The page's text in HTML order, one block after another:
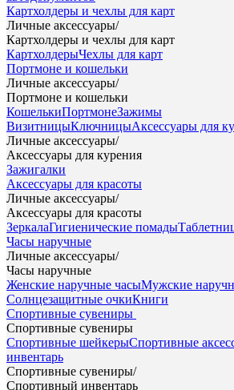
Картхолдеры и чехлы для карт
Личные аксессуары/
Картхолдеры и чехлы для карт
КартхолдерыЧехлы для карт
Портмоне и кошельки
Личные аксессуары/
Портмоне и кошельки
КошелькиПортмонеЗажимы
ВизитницыКлючницыАксессуары для
Личные аксессуары/
Аксессуары для курения
Зажигалки
Аксессуары для красоты
Личные аксессуары/
Аксессуары для красоты
ЗеркалаГигиенические помады
Часы наручные
Личные аксессуары/
Часы наручные
Женские наручные часыМужские
Солнцезащитные очкиКниги
Спортивные сувениры
Спортивные сувениры
Спортивные шейкерыСпортивные
инвентарь
Спортивные сувениры/
Спортивный инвентарь